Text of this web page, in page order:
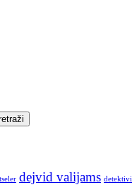
dejvid valijams detektivi